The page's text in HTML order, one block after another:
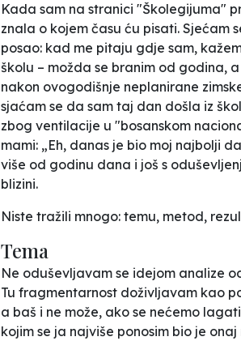
Kada sam na stranici "Školegijuma"
znala o kojem času ću pisati. Sjećam
posao: kad me pitaju gdje sam,
školu – možda se branim od godina,
nakon ovogodišnje neplanirane
sjaćam se da sam taj dan došla iz
zbog ventilacije u "bosanskom
mami: „Eh, danas je bio moj najbolji
više od godinu dana i još s
blizini.
Niste tražili mnogo: temu, metod,
Tema
Ne oduševljavam se idejom analize
Tu fragmentarnost doživljavam kao
a baš i ne može, ako se nećemo
kojim se ja najviše ponosim bio je